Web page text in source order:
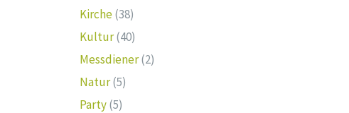
Kirche(38)
Kultur(40)
Messdiener(2)
Natur(5)
Party(5)